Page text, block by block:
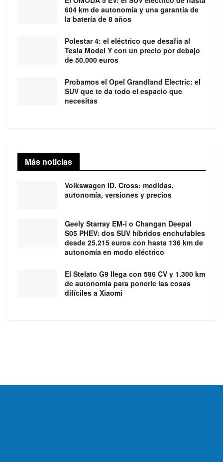
604 km de autonomía y una garantía de
la batería de 8 años
Polestar 4: el eléctrico que desafía al
Tesla Model Y con un precio por debajo
de 50.000 euros
Probamos el Opel Grandland Electric: el
SUV que te da todo el espacio que
necesitas
Más noticias
Volkswagen ID. Cross: medidas,
autonomía, versiones y precios
Geely Starray EM-i o Changan Deepal
S05 PHEV: dos SUV híbridos enchufables
desde 25.215 euros con hasta 136 km de
autonomía en modo eléctrico
El Stelato G9 llega con 586 CV y 1.300 km
de autonomía para ponerle las cosas
difíciles a Xiaomi